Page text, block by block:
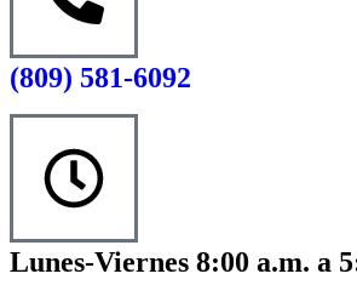
(809) 581-6092
Lunes-Viernes 8:00 a.m. a